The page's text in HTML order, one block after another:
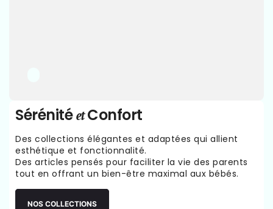
SérénitéetConfort
Des collections élégantes et adaptées qui allient
esthétique et fonctionnalité.
Des articles pensés pour faciliter la vie des parents
tout en offrant un bien-être maximal aux bébés.
NOS COLLECTIONS